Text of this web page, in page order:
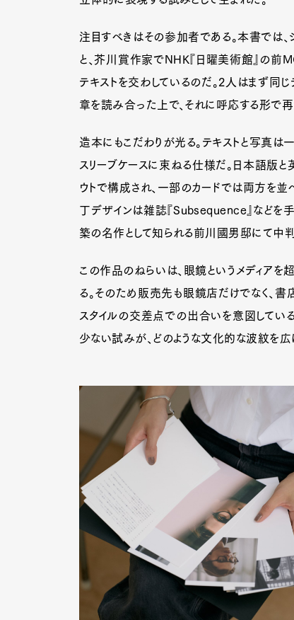
注目すべきはその参加者である。本書では、
と、芥川賞作家でNHK『日曜美術館』の前
テキストを交わしているのだ。2人はまず同
章を読み合った上で、それに呼応する形で再
造本にもこだわりが光る。テキストと写真は
スリーブケースに束ねる仕様だ。日本語版
ウトで構成され、一部のカードでは両方を
丁デザインは雑誌『Subsequence』などを
築の名作として知られる前川國男邸にて中判
この作品のねらいは、眼鏡というメディアを
る。そのため販売先も眼鏡店だけでなく、書店
スタイルの交差点での出合いを意図してい
少ない試みが、どのような文化的な波紋を広